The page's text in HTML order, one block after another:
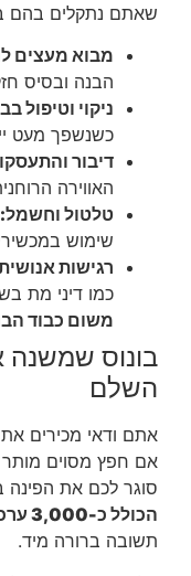
שאתם נתקלים בהם
מבוא מעצים
הבנה ובסיס
ניקוי וטיפול
כשנשפך מעט
דיבור
האווירה
טלטול וחשמל:
שימוש
רגישות
כמו דיני מת
משום כבוד
בונוס
השלם
אתם ודאי מכירים
אם חפץ מסוים
סוגר לכם את
הכולל כ-3,000 ערכים!
תשובה ברורה מיד.